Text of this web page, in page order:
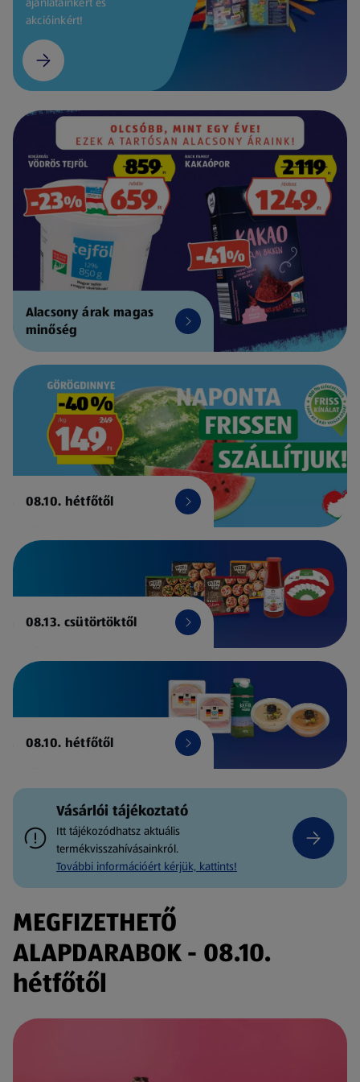
akcióinkért!
Alacsony árak magas
minőség
08.10. hétfőtől
08.13. csütörtöktől
08.10. hétfőtől
Vásárlói tájékoztató
Itt tájékozódhatsz aktuális
termékvisszahívásainkról.
További információért kérjük, kattints!
MEGFIZETHETŐ
ALAPDARABOK - 08.10.
hétfőtől